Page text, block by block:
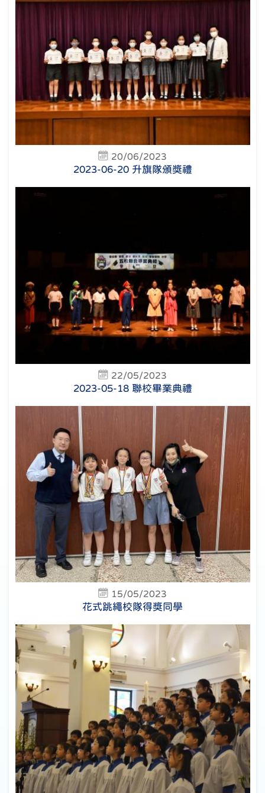
20/06/2023
2023-06-20 升旗隊頒獎禮
22/05/2023
2023-05-18 聯校畢業典禮
15/05/2023
花式跳繩校隊得獎同學